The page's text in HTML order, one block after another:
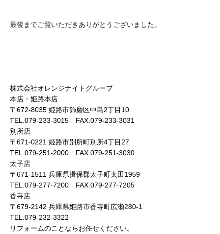
最後までご覧いただきありがとうございました。
株式会社オレンジナイトグループ
本店・姫路本店
〒672-8035 姫路市飾磨区中島2丁目10
TEL.079-233-3015 FAX.079-233-3031
別所店
〒671-0221 姫路市別所町別所4丁目27
TEL.079-251-2000 FAX.079-251-3030
太子店
〒671-1511 兵庫県揖保郡太子町太田1959
TEL.079-277-7200 FAX.079-277-7205
香寺店
〒679-2142 兵庫県姫路市香寺町広瀬280-1
TEL.079-232-3322
リフォームのことならお任せください。